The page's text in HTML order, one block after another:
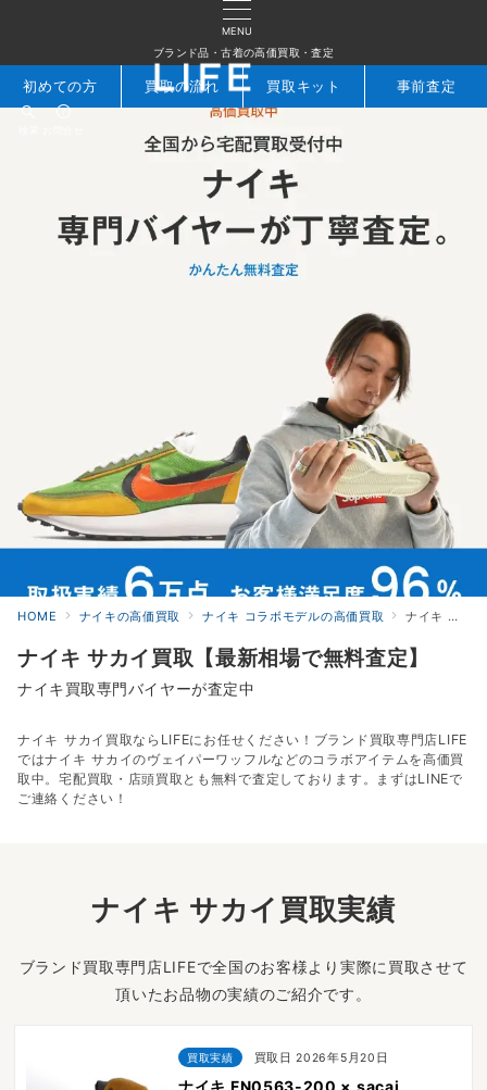
MENU
ブランド品・古着の高価買取・査定
初めての方 買取の流れ 買取キット 事前査定
HOME ナイキの高価買取 ナイキ コラボモデルの高価買取 ナイキ サカイの高価買取
ナイキ サカイ買取【最新相場で無料査定】
ナイキ買取専門バイヤーが査定中
ナイキ サカイ買取ならLIFEにお任せください！ブランド買取専門店LIFE
ではナイキ サカイのヴェイパーワッフルなどのコラボアイテムを高価買
取中。宅配買取・店頭買取とも無料で査定しております。まずはLINEで
ご連絡ください！
ナイキ サカイ買取実績
ブランド買取専門店LIFEで全国のお客様より実際に買取させて
頂いたお品物の実績のご紹介です。
買取実績 買取日 2026年5月20日
ナイキ FN0563-200 × sacai